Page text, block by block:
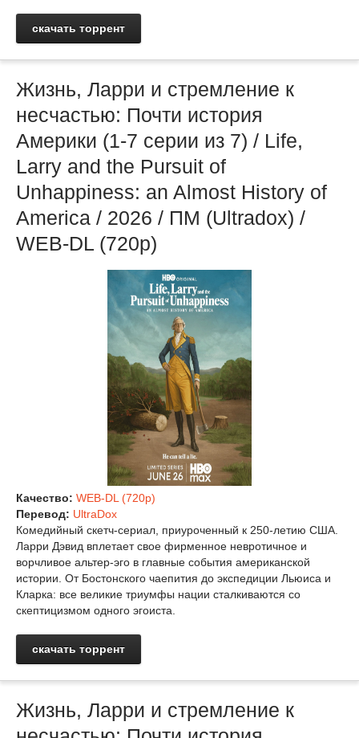
скачать торрент
Жизнь, Ларри и стремление к
несчастью: Почти история
Америки (1-7 серии из 7) / Life,
Larry and the Pursuit of
Unhappiness: an Almost History of
America / 2026 / ПМ (Ultradox) /
WEB-DL (720р)
Качество: WEB-DL (720p)
Перевод: UltraDox
Комедийный скетч-сериал, приуроченный к 250-летию США.
Ларри Дэвид вплетает свое фирменное невротичное и
ворчливое альтер-эго в главные события американской
истории. От Бостонского чаепития до экспедиции Льюиса и
Кларка: все великие триумфы нации сталкиваются со
скептицизмом одного эгоиста.
скачать торрент
Жизнь, Ларри и стремление к